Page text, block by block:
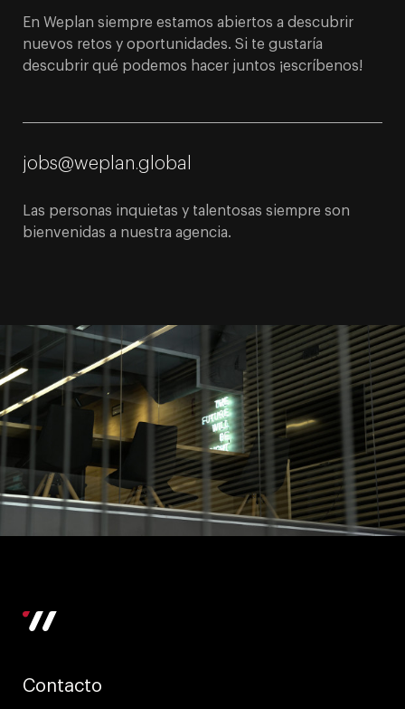
En Weplan siempre estamos abiertos a descubrir
nuevos retos y oportunidades. Si te gustaría
descubrir qué podemos hacer juntos ¡escríbenos!
jobs@weplan.global
Las personas inquietas y talentosas siempre son
bienvenidas a nuestra agencia.
Contacto